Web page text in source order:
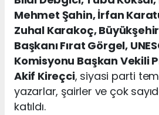
Mehmet Şahin, İrfan
Zuhal Karakoç,
Başkanı Fırat Görgel,
Komisyonu Başkan Vekili
Akif Kireçci, siyasi parti
yazarlar, şairler ve çok
katıldı.